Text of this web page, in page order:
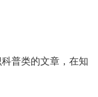
普类的文章，在知